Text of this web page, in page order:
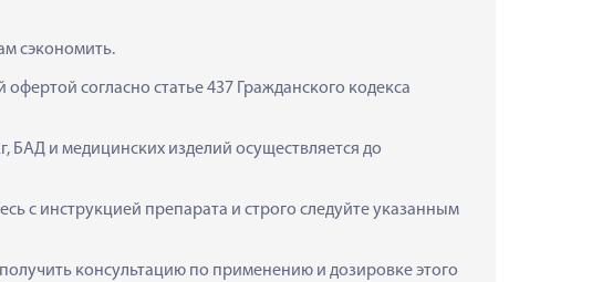
сэкономить.
согласно статье 437 Гражданского кодекса
БАД и медицинских изделий осуществляется до
с инструкцией препарата и строго следуйте указанным
консультацию по применению и дозировке этого